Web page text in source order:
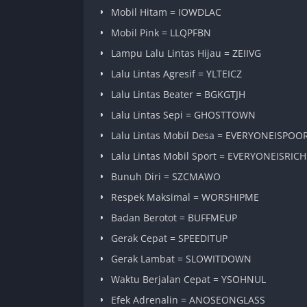
Mobil Hitam = IOWDLAC
Mobil Pink = LLQPFBN
Lampu Lalu Lintas Hijau = ZEIIVG
Lalu Lintas Agresif = YLTEICZ
Lalu Lintas Beater = BGKGTJH
Lalu Lintas Sepi = GHOSTTOWN
Lalu Lintas Mobil Desa =
Lalu Lintas Mobil Sport = EVERYONEISRICH
Bunuh Diri = SZCMAWO
Respek Maksimal = WORSHIPME
Badan Berotot = BUFFMEUP
Gerak Cepat = SPEEDITUP
Gerak Lambat = SLOWITDOWN
Waktu Berjalan Cepat = YSOHNUL
Efek Adrenalin = ANOSEONGLASS